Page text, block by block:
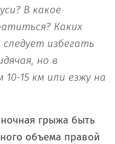
В какое
Каких
избегать
но в
15 км или езжу на
грыжа быть
объема правой